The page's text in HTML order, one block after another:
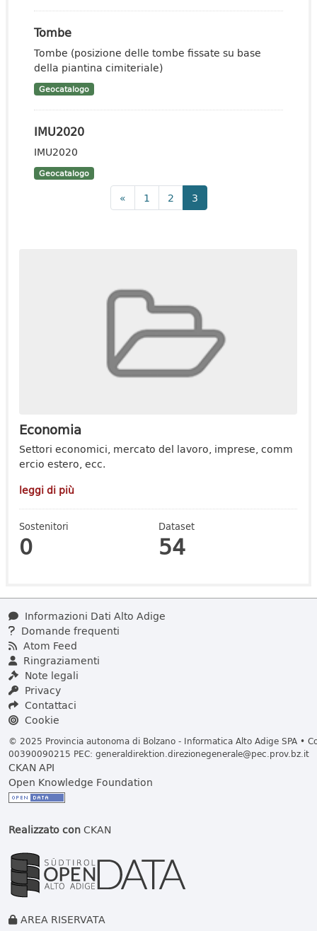
Economia
Settori economici, mercato del lavoro, imprese, comm
ercio estero, ecc.
leggi di più
Sostenitori
0
Dataset
54
Tombe
Tombe (posizione delle tombe fissate su base
della piantina cimiteriale)
Geocatalogo
IMU2020
IMU2020
Geocatalogo
« 1 2 3
Informazioni Dati Alto Adige
Domande frequenti
Atom Feed
Ringraziamenti
Note legali
Privacy
Contattaci
Cookie
© 2025 Provincia autonoma di Bolzano - Informatica Alto Adige SPA •
00390090215 PEC: generaldirektion.direzionegenerale@pec.prov.bz.it
CKAN API
Open Knowledge Foundation
Realizzato conCKAN
AREA RISERVATA